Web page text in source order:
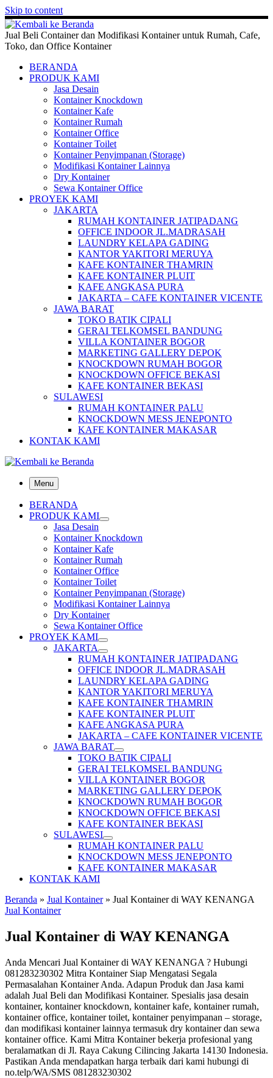
Skip to content
Jual Beli Container dan Modifikasi Kontainer untuk Rumah, Cafe,
Toko, dan Office Kontainer
BERANDA
PRODUK KAMI
Jasa Desain
Kontainer Knockdown
Kontainer Kafe
Kontainer Rumah
Kontainer Office
Kontainer Toilet
Kontainer Penyimpanan (Storage)
Modifikasi Kontainer Lainnya
Dry Kontainer
Sewa Kontainer Office
PROYEK KAMI
JAKARTA
RUMAH KONTAINER JATIPADANG
OFFICE INDOOR JL.MADRASAH
LAUNDRY KELAPA GADING
KANTOR YAKITORI MERUYA
KAFE KONTAINER THAMRIN
KAFE KONTAINER PLUIT
KAFE ANGKASA PURA
JAKARTA – CAFE KONTAINER VICENTE
JAWA BARAT
TOKO BATIK CIPALI
GERAI TELKOMSEL BANDUNG
VILLA KONTAINER BOGOR
MARKETING GALLERY DEPOK
KNOCKDOWN RUMAH BOGOR
KNOCKDOWN OFFICE BEKASI
KAFE KONTAINER BEKASI
SULAWESI
RUMAH KONTAINER PALU
KNOCKDOWN MESS JENEPONTO
KAFE KONTAINER MAKASAR
KONTAK KAMI
Menu
BERANDA
PRODUK KAMI
Jasa Desain
Kontainer Knockdown
Kontainer Kafe
Kontainer Rumah
Kontainer Office
Kontainer Toilet
Kontainer Penyimpanan (Storage)
Modifikasi Kontainer Lainnya
Dry Kontainer
Sewa Kontainer Office
PROYEK KAMI
JAKARTA
RUMAH KONTAINER JATIPADANG
OFFICE INDOOR JL.MADRASAH
LAUNDRY KELAPA GADING
KANTOR YAKITORI MERUYA
KAFE KONTAINER THAMRIN
KAFE KONTAINER PLUIT
KAFE ANGKASA PURA
JAKARTA – CAFE KONTAINER VICENTE
JAWA BARAT
TOKO BATIK CIPALI
GERAI TELKOMSEL BANDUNG
VILLA KONTAINER BOGOR
MARKETING GALLERY DEPOK
KNOCKDOWN RUMAH BOGOR
KNOCKDOWN OFFICE BEKASI
KAFE KONTAINER BEKASI
SULAWESI
RUMAH KONTAINER PALU
KNOCKDOWN MESS JENEPONTO
KAFE KONTAINER MAKASAR
KONTAK KAMI
Beranda » Jual Kontainer » Jual Kontainer di WAY KENANGA
Jual Kontainer
Jual Kontainer di WAY KENANGA
Anda Mencari Jual Kontainer di WAY KENANGA ? Hubungi
081283230302 Mitra Kontainer Siap Mengatasi Segala
Permasalahan Kontainer Anda. Adapun Produk dan Jasa kami
adalah Jual Beli dan Modifikasi Kontainer. Spesialis jasa desain
kontainer, kontainer knockdown, kontainer kafe, kontainer rumah,
kontainer office, kontainer toilet, kontainer penyimpanan – storage,
dan modifikasi kontainer lainnya termasuk dry kontainer dan sewa
kontainer office. Kami Mitra Kontainer bekerja profesional yang
beralamatkan di Jl. Raya Cakung Cilincing Jakarta 14130 Indonesia.
Pastikan Anda mendapatkan harga terbaik dari kami hubungi di
no.telp/WA/SMS 081283230302